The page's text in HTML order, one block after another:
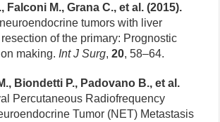
M., Grana C., et al. (2015).
tumors with liver
of the primary: Prognostic
making.Int J Surg,20, 58–64.
Biondetti P., Padovano B., et al.
Percutaneous Radiofrequency
Tumor (NET) Metastasis